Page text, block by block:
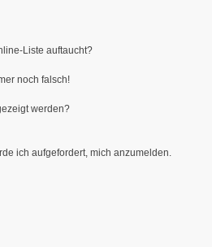
Liste auftaucht?
noch falsch!
werden?
ich aufgefordert, mich anzumelden.